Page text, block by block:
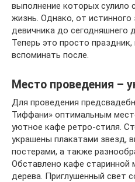
выполнение которых сулило
жизнь. Однако, от истинного
девичника до сегодняшнего
Теперь это просто
вспоминать после.
Место проведения –
Для проведения
Тиффани» оптимальным
уютное кафе ретро-стиля.
украшены плакатами звезд,
постерами, а также
Обставлено кафе старинной
дерева. Приглушенный свет